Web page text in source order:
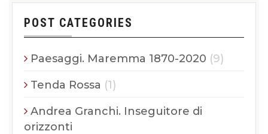
POST CATEGORIES
Paesaggi. Maremma 1870-2020 (9)
Tenda Rossa (1)
Andrea Granchi. Inseguitore di
orizzonti